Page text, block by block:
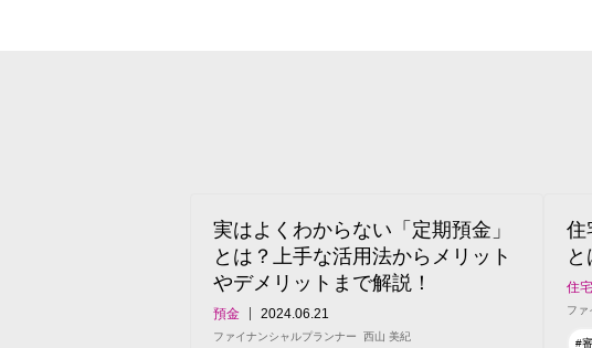
実はよくわからない「定期預金」
とは？上手な活用法からメリット
やデメリットまで解説！
預金 2024.06.21
ファイナンシャルプランナー 西山 美紀
住
住
ファ
#